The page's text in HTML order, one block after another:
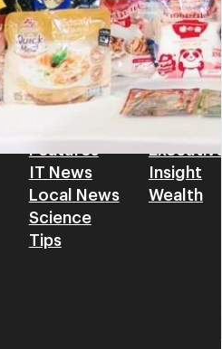
Tech
Features
IT News
Local News
Science
Tips
Biz
Corporate
Executive
Insight
Wealth